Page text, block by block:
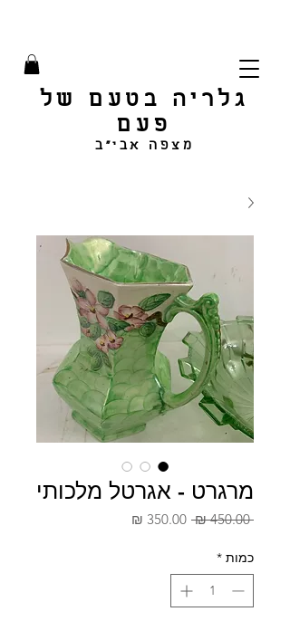
גלריה בטעם של
פעם
מצפה אבי"ב
מרגרט - אגרטל מלכותי
‏450.00 ‏₪
מחיר
כמות *